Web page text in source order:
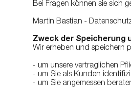
Bei Fragen können sie sich
Martin Bastian -
Zweck der Speicherung
Wir erheben und speichern
- um unsere vertraglichen
- um Sie als Kunden
- um Sie angemessen